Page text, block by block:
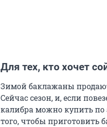
Для тех, кто хочет
Зимой баклажаны
Сейчас сезон, и, если
калибра можно купить по
того, чтобы приготовить